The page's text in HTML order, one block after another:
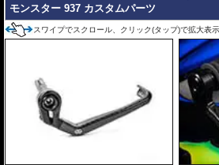
モンスター 937 カスタムパーツ
スワイプでスクロール、クリック(タップ)で拡大表示